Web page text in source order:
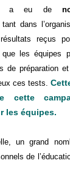
a eu de
dans
reçus
que les équipes
de préparation
ces tests.
les équipes.
un grand
de